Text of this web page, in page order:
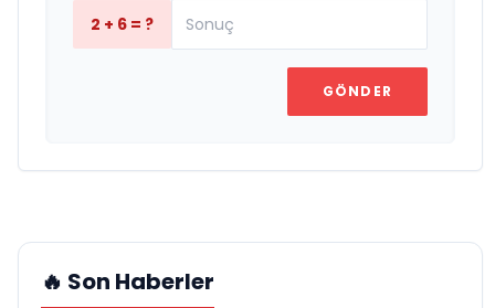
2 + 6 = ?
GÖNDER
🔥 Son Haberler